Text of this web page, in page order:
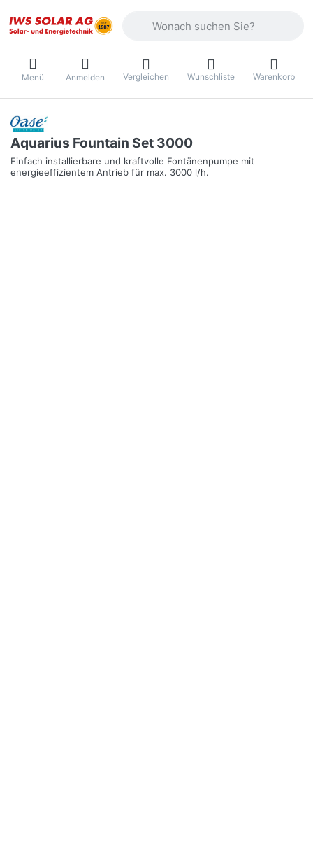
Menü Anmelden Vergleichen Wunschliste Warenkorb
Aquarius Fountain Set 3000
Einfach installierbare und kraftvolle Fontänenpumpe mit
energieeffizientem Antrieb für max. 3000 l/h.